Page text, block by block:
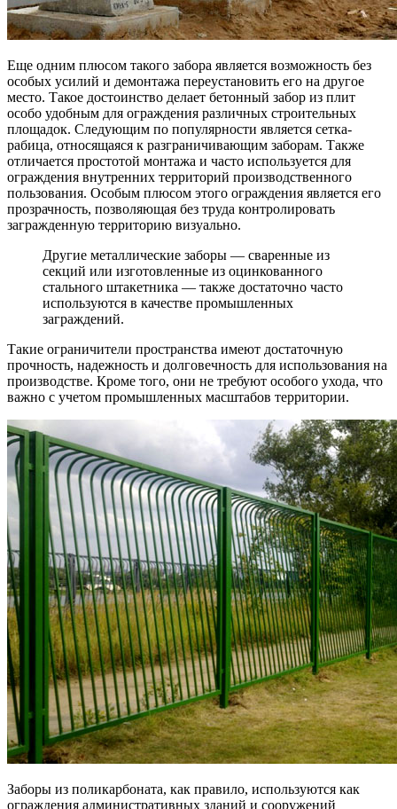
Еще одним плюсом такого забора является возможность без
особых усилий и демонтажа переустановить его на другое
место. Такое достоинство делает бетонный забор из плит
особо удобным для ограждения различных строительных
площадок. Следующим по популярности является сетка-
рабица, относящаяся к разграничивающим заборам. Также
отличается простотой монтажа и часто используется для
ограждения внутренних территорий производственного
пользования. Особым плюсом этого ограждения является его
прозрачность, позволяющая без труда контролировать
загражденную территорию визуально.
Другие металлические заборы — сваренные из
секций или изготовленные из оцинкованного
стального штакетника — также достаточно часто
используются в качестве промышленных
заграждений.
Такие ограничители пространства имеют достаточную
прочность, надежность и долговечность для использования на
производстве. Кроме того, они не требуют особого ухода, что
важно с учетом промышленных масштабов территории.
Заборы из поликарбоната, как правило, используются как
ограждения административных зданий и сооружений